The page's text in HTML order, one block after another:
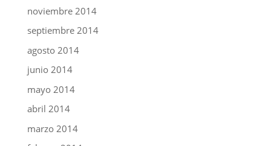
noviembre 2014
septiembre 2014
agosto 2014
junio 2014
mayo 2014
abril 2014
marzo 2014